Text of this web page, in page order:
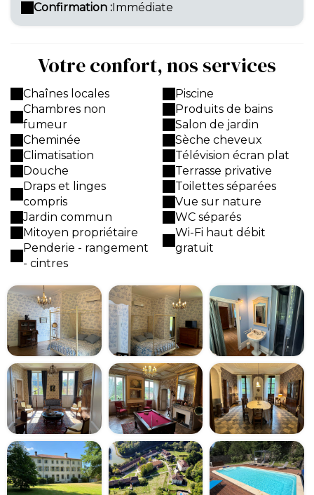
Confirmation :Immédiate
Votre confort, nos services
Chaînes locales
Chambres non
fumeur
Cheminée
Climatisation
Douche
Draps et linges
compris
Jardin commun
Mitoyen propriétaire
Penderie - rangement
- cintres
Piscine
Produits de bains
Salon de jardin
Sèche cheveux
Télévision écran plat
Terrasse privative
Toilettes séparées
Vue sur nature
WC séparés
Wi-Fi haut débit
gratuit